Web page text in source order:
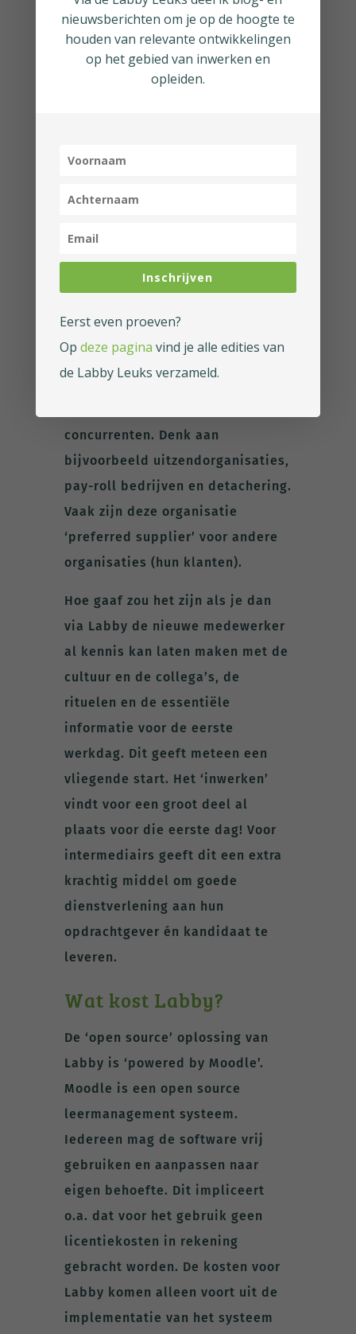
organisaties is Labby
handig?
Labby is met name geschikt voor
goed personeel en die er alles
aan willen doen om die nieuwe
voelen, zodat ze minder gevoelig
concurrenten die ‘groener gras’
beloven.
Maar ook organisaties die
intermediair zijn kunnen met
concurrenten. Denk aan
bijvoorbeeld uitzendorganisaties,
pay-roll bedrijven en detachering.
Vaak zijn deze organisatie
‘preferred supplier’ voor andere
organisaties (hun klanten).
Hoe gaaf zou het zijn als je dan
via Labby de nieuwe medewerker
al kennis kan laten maken met de
cultuur en de collega’s, de
rituelen en de essentiële
informatie voor de eerste
werkdag. Dit geeft meteen een
vliegende start. Het ‘inwerken’
vindt voor een groot deel al
plaats voor die eerste dag! Voor
intermediairs geeft dit een extra
krachtig middel om goede
dienstverlening aan hun
opdrachtgever én kandidaat te
leveren.
Wat kost Labby?
De ‘open source’ oplossing van
Labby is ‘powered by Moodle’.
Moodle is een open source
leermanagement systeem.
Iedereen mag de software vrij
gebruiken en aanpassen naar
eigen behoefte. Dit impliceert
o.a. dat voor het gebruik geen
licentiekosten in rekening
gebracht worden. De kosten voor
Labby komen alleen voort uit de
implementatie van het systeem
nieuwsberichten om je op de hoogte te
houden van relevante ontwikkelingen
op het gebied van inwerken en
opleiden.
Inschrijven
Eerst even proeven?
Op deze pagina vind je alle edities van
de Labby Leuks verzameld.